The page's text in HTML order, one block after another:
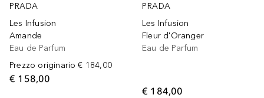
PRADA
Les Infusion
Amande
Eau de Parfum
Prezzo originario € 184,00
€ 158,00
PRADA
Les Infusion
Fleur d'Oranger
Eau de Parfum
€ 184,00